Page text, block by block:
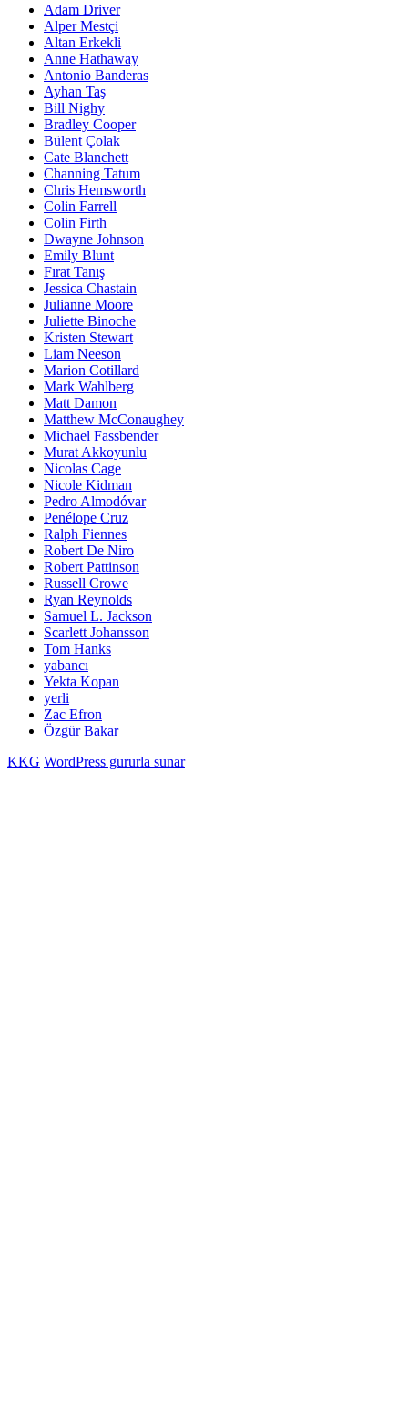
Adam Driver
Alper Mestçi
Altan Erkekli
Anne Hathaway
Antonio Banderas
Ayhan Taş
Bill Nighy
Bradley Cooper
Bülent Çolak
Cate Blanchett
Channing Tatum
Chris Hemsworth
Colin Farrell
Colin Firth
Dwayne Johnson
Emily Blunt
Fırat Tanış
Jessica Chastain
Julianne Moore
Juliette Binoche
Kristen Stewart
Liam Neeson
Marion Cotillard
Mark Wahlberg
Matt Damon
Matthew McConaughey
Michael Fassbender
Murat Akkoyunlu
Nicolas Cage
Nicole Kidman
Pedro Almodóvar
Penélope Cruz
Ralph Fiennes
Robert De Niro
Robert Pattinson
Russell Crowe
Ryan Reynolds
Samuel L. Jackson
Scarlett Johansson
Tom Hanks
yabancı
Yekta Kopan
yerli
Zac Efron
Özgür Bakar
KKG WordPress gururla sunar